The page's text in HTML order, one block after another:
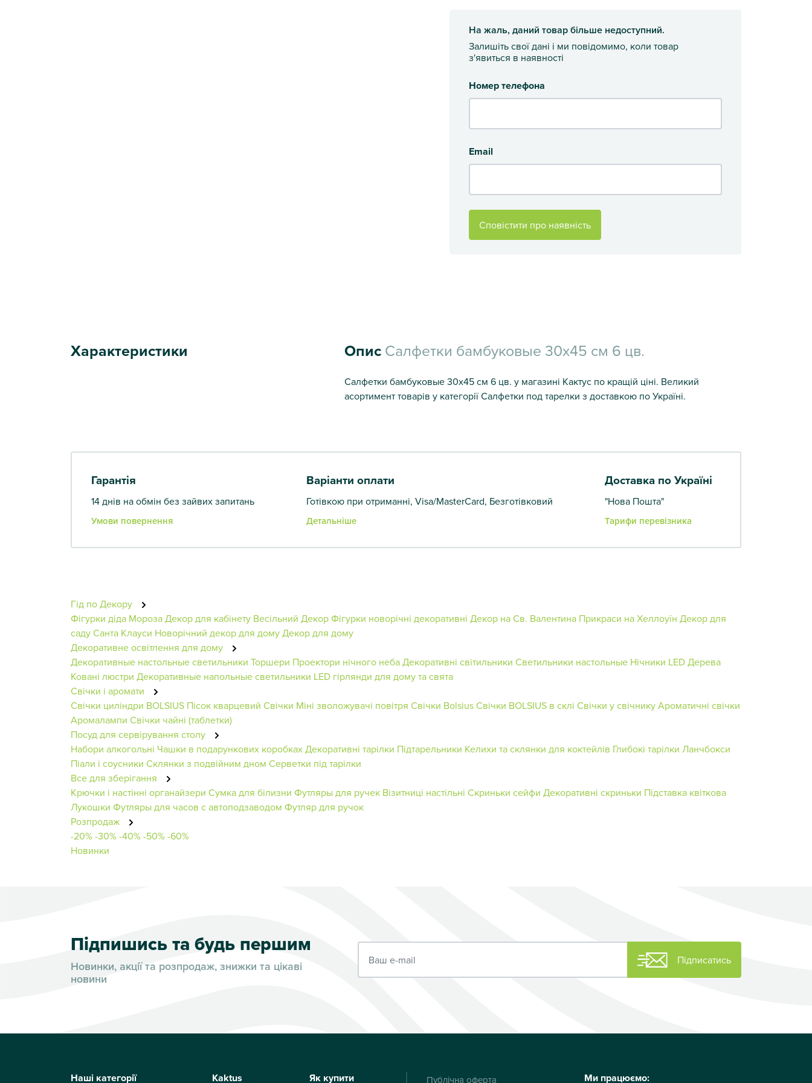
На жаль, даний товар більше недоступний.
Залишіть свої дані і ми повідомимо, коли товар
з'явиться в наявності
Номер телефона
Email
Сповістити про наявність
Характеристики Опис Салфетки бамбуковые 30х45 см 6 цв.
Салфетки бамбуковые 30х45 см 6 цв. у магазині Кактус по кращій ціні. Великий
асортимент товарів у категорії Салфетки под тарелки з доставкою по Україні.
Гарантія
14 днів на обмін без зайвих запитань
Умови повернення
Варіанти оплати
Готівкою при отриманні, Visa/MasterCard, Безготівковий
Детальніше
Доставка по Україні
"Нова Пошта"
Тарифи перевізника
Гід по Декору
Фігурки діда МорозаДекор для кабінету Весільний ДекорФігурки новорічні декоративні Декор на Св. Валентина Прикраси на Хеллоуїн Декор для
садуСанта Клауси Новорічний декор для домуДекор для дому
Декоративне освітлення для дому
Декоративные настольные светильники Торшери Проектори нічного небаДекоративні світильники Светильники настольные Нічники LED Дерева
Ковані люстри Декоративные напольные светильники LED гірлянди для дому та свята
Свічки і аромати
Свічки циліндри BOLSIUS Пісок кварцевий Свічки Міні зволожувачі повітря Свічки BolsiusСвічки BOLSIUS в склі Свічки у свічникуАроматичні свічки
Аромалампи Свічки чайні (таблетки)
Посуд для сервірування столу
Набори алкогольні Чашки в подарункових коробкахДекоративні тарілки Підтарельники Келихи та склянки для коктейлів Глибокі тарілки Ланчбокси
Піали і соусники Склянки з подвійним дном Серветки під тарілки
Все для зберігання
Крючки і настінні органайзери Сумка для білизни Футляры для ручек Візитниці настільні Скриньки сейфи Декоративні скриньки Підставка квіткова
Лукошки Футляры для часов с автоподзаводом Футляр для ручок
Розпродаж
-20%-30%-40%-50%-60%
Новинки
Підпишись та будь першим
Новинки, акції та розпродаж, знижки та цікаві
новини
Підписатись
Наші категорії Kaktus Як купити Публічна оферта Ми працюємо: